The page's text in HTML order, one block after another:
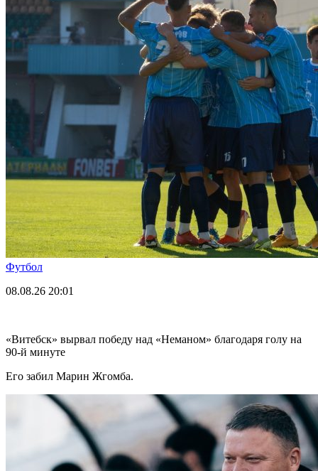
Футбол
08.08.26 20:01
«Витебск» вырвал победу над «Неманом» благодаря голу на
90-й минуте
Его забил Марин Жгомба.